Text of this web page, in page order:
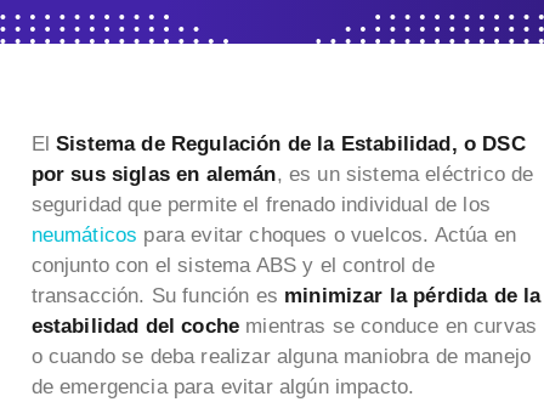
ElSistema de Regulación de la Estabilidad, o DSC
por sus siglas en alemán, es un sistema eléctrico de
seguridad que permite el frenado individual de los
neumáticos para evitar choques o vuelcos. Actúa en
conjunto con el sistema ABS y el control de
transacción. Su función es minimizar la pérdida de la
estabilidad del coche mientras se conduce en curvas
o cuando se deba realizar alguna maniobra de manejo
de emergencia para evitar algún impacto.